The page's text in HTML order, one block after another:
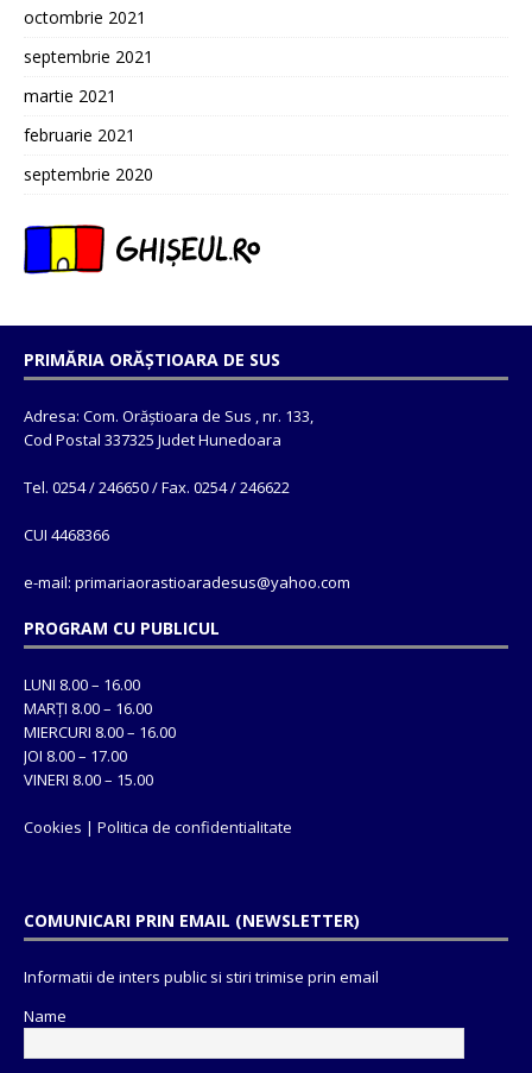
octombrie 2021
septembrie 2021
martie 2021
februarie 2021
septembrie 2020
PRIMĂRIA ORĂȘTIOARA DE SUS
Adresa: Com. Orăștioara de Sus , nr. 133,
Cod Postal 337325 Judet Hunedoara
Tel. 0254 / 246650 / Fax. 0254 / 246622
CUI 4468366
e-mail: primariaorastioaradesus@yahoo.com
PROGRAM CU PUBLICUL
LUNI 8.00 – 16.00
MARȚI 8.00 – 16.00
MIERCURI 8.00 – 16.00
JOI 8.00 – 17.00
VINERI 8.00 – 15.00
Cookies | Politica de confidentialitate
COMUNICARI PRIN EMAIL (NEWSLETTER)
Informatii de inters public si stiri trimise prin email
Name